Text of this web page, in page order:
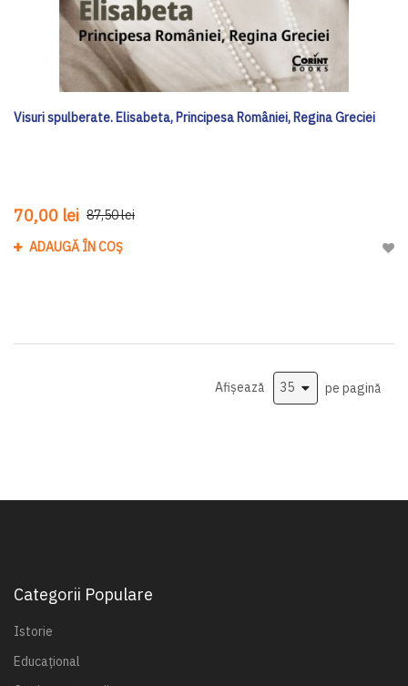
Visuri spulberate. Elisabeta, Principesa României, Regina Greciei
70,00 lei 87,50 lei
ADAUGĂ ÎN COȘ
Afișează pe pagină
Categorii Populare
Istorie
Educațional